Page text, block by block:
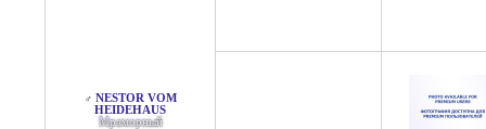
♂ NESTOR VOM
HEIDEHAUS
Мраморный